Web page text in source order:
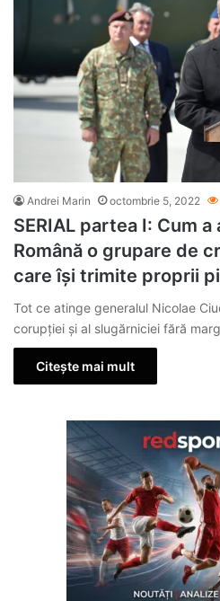
Andrei Marin octombrie 5, 2022
SERIAL partea I: Cum
Română o grupare de
care își trimite proprii
Tot ce atinge generalul Nicolae
corupției și al slugărniciei fără
Citește mai mult